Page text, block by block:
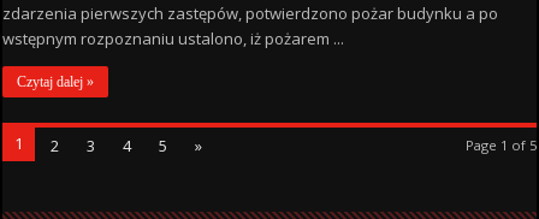
zdarzenia pierwszych zastępów, potwierdzono pożar budynku a po
wstępnym rozpoznaniu ustalono, iż pożarem ...
Czytaj dalej »
Page 1 of 5
1 2 3 4 5 »